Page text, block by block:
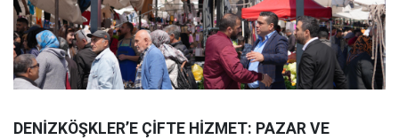
DENİZKÖŞKLER’E ÇİFTE HİZMET: PAZAR VE